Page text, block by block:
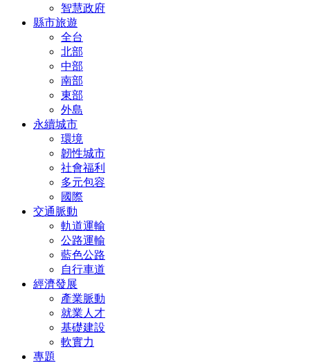
智慧政府
縣市旅遊
全台
北部
中部
南部
東部
外島
永續城市
環境
韌性城市
社會福利
多元包容
國際
交通脈動
軌道運輸
公路運輸
藍色公路
自行車道
經濟發展
產業脈動
就業人才
基礎建設
軟實力
專題